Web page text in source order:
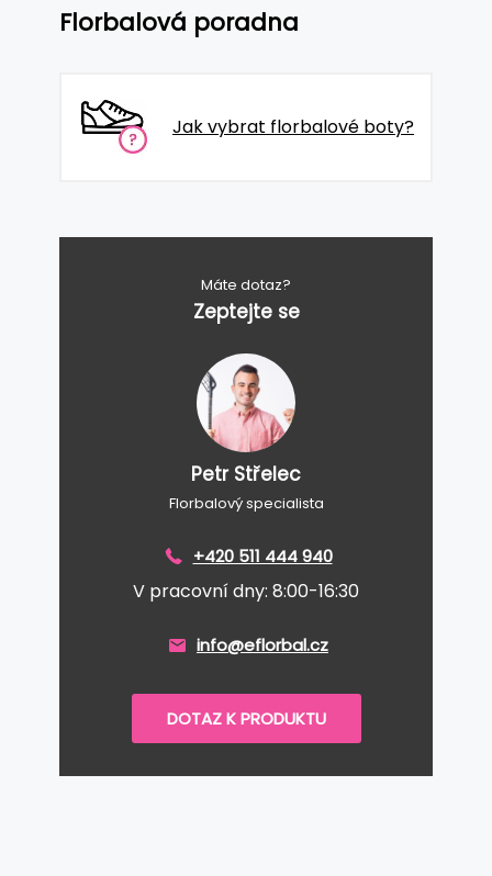
Florbalová poradna
Jak vybrat florbalové boty?
Máte dotaz?
Zeptejte se
Petr Střelec
Florbalový specialista
+420 511 444 940
V pracovní dny: 8:00-16:30
info@eflorbal.cz
DOTAZ K PRODUKTU